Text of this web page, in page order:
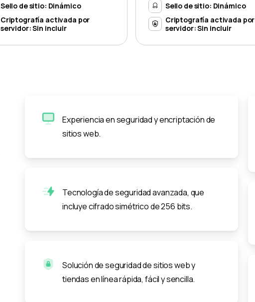
Sello de sitio: Dinámico
Criptografía activada por
servidor: Sin incluir
Sello de sitio: Dinámico
Criptografía activada por
servidor: Sin incluir
Experiencia en seguridad y encriptación de
sitios web.
Tecnología de seguridad avanzada, que
incluye cifrado simétrico de 256 bits.
Solución de seguridad de sitios web y
tiendas en línea rápida, fácil y sencilla.